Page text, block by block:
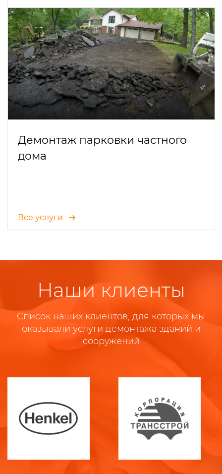
Демонтаж парковки частного
дома
Все услуги
Наши клиенты
Список наших клиентов, для которых мы
оказывали услуги демонтажа зданий и
сооружений